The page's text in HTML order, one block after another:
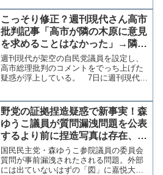
い批判を浴びている。1980年6月12日、
大平正芳首相死去...
こっそり修正？週刊現代さん高市
批判記事「高市が隣の木原に意見
を求めることはなかった」→隣の
席は片山さつき財務大臣【KSL-
Live!】
週刊現代が架空の自民党議員を設定し、
高市総理批判のコメントをでっち上げた
疑惑が浮上している。 7日に週刊現代が
志」がいないという大問題』のなかで、
予算委員会で高市総理が...
野党の証拠捏造疑惑で新事実！森
ゆうこ議員が質問漏洩問題を公表
するより前に捏造写真は存在、野
党関係者が作成か
国民民主党・森ゆうこ参院議員の委員会
質問が事前漏洩されたされる問題。外部
には出ていないはずの「図」に嘉悦大学